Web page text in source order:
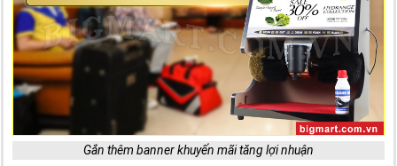
Gắn thêm banner khuyến mãi tăng lợi nhuận